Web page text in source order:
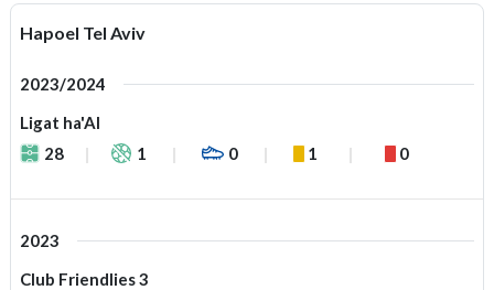
Hapoel Tel Aviv
2023/2024
Ligat ha'Al
28
1 0 1 0
2023
Club Friendlies 3